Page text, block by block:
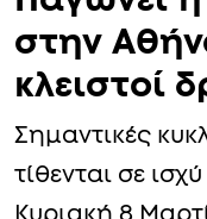
ΕΙΔΗΣΕΙΣ Ελλάδα
Παγώνει